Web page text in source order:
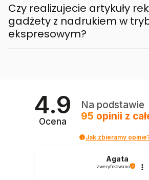
Czy realizujecie artykuły
gadżety z nadrukiem w
ekspresowym?
4.9
Ocena
Na podstawie
95 opinii z
Jak zbieramy
Agata
zweryfikowano